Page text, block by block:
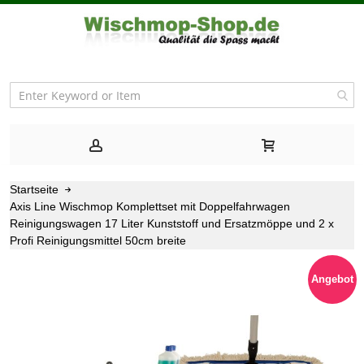
Startseite
Axis Line Wischmop Komplettset mit Doppelfahrwagen
Reinigungswagen 17 Liter Kunststoff und Ersatzmöppe und 2 x
Profi Reinigungsmittel 50cm breite
Angebot